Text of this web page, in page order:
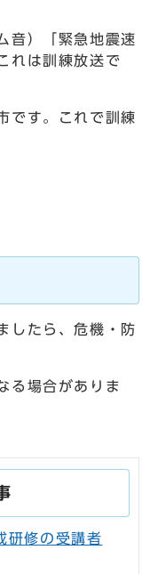
）「緊急地震速
れは訓練放送で
す。これで訓練
したら、危機・防
る場合がありま
研修の受講者